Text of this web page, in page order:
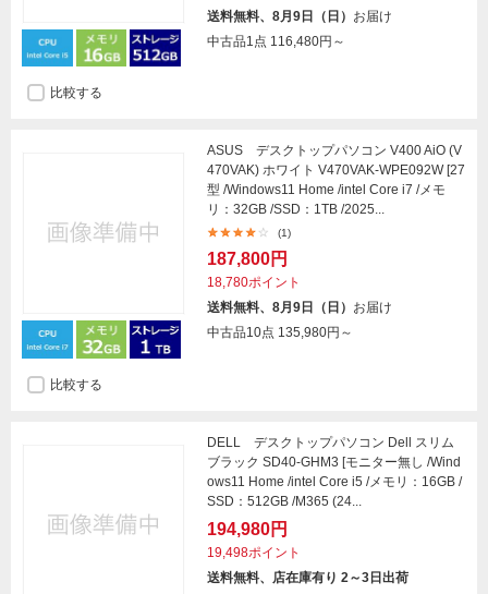
送料無料、8月9日（日） お届け
中古品1点 116,480円～
比較する
ASUS デスクトップパソコン V400 AiO (V
470VAK) ホワイト V470VAK-WPE092W [27
型 /Windows11 Home /intel Core i7 /メモ
リ：32GB /SSD：1TB /2025...
(1)
187,800円
18,780ポイント
送料無料、8月9日（日） お届け
中古品10点 135,980円～
比較する
DELL デスクトップパソコン Dell スリム
ブラック SD40-GHM3 [モニター無し /Wind
ows11 Home /intel Core i5 /メモリ：16GB /
SSD：512GB /M365 (24...
194,980円
19,498ポイント
送料無料、店在庫有り 2～3日出荷